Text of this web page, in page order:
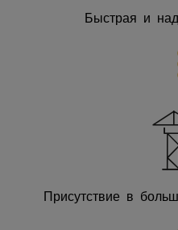
Быстрая и
Присутствие в